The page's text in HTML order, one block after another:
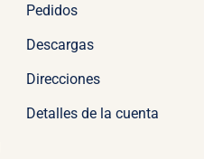
Pedidos
Descargas
Direcciones
Detalles de la cuenta